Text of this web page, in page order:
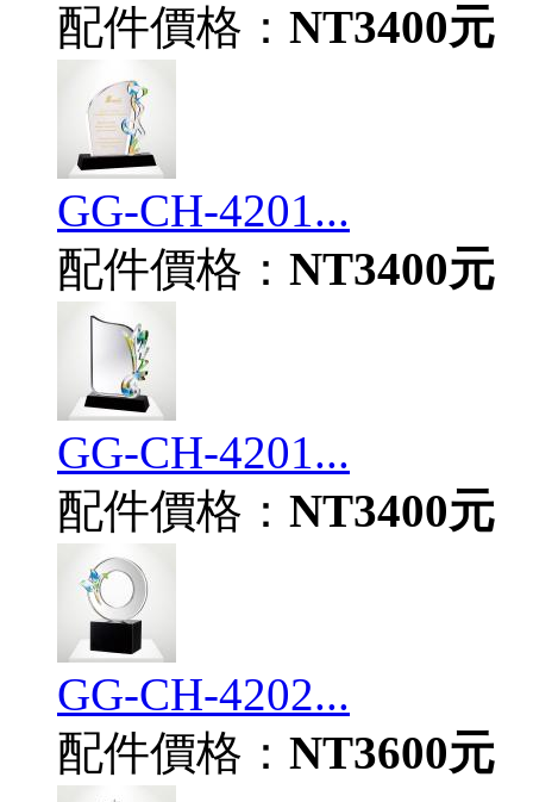
配件價格： NT3400元
GG-CH-4201...
配件價格： NT3400元
GG-CH-4201...
配件價格： NT3400元
GG-CH-4202...
配件價格： NT3600元